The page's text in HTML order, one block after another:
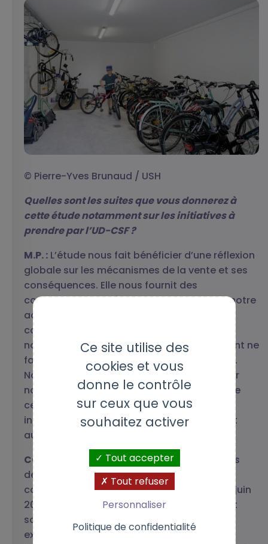
© Pierre-Yves Brunaud / USH
Quelles sont les suites que vous donnerez à
cette étude notamment sur les initiatives à
prendre par l’UD-CSF ?
M.P. : L’étude nous fait bénéficier d’une réflexion
globale sur les mécanismes de la vente et ses
conséquences. Elle nous fournit des
connaissances spécifiques pour repenser notre
accompagnement au sein des mêmes
collectifs, à la fois des locataires et des
nouveaux copropriétaires qui jusqu’à présent ne
faisaient pas l’objet d’un suivi de notre part.
Nous allons également travailler à améliorer
notre compréhension du fonctionnement de
ces copropriétés pour savoir comment
intervenir dans les assemblées générales et
auprès des syndics.
CCB :
L’UD-CSF met en place des formations
destinées à la fois aux locataires et aux
copropriétaires. La première s’est tenue fin juin
2021. Pour les copropriétaires, la marche est
souvent très haute à monter et il faut leur
expliquer l’intérêt de s’impliquer dans les
Ce site utilise des
cookies et vous
donne le contrôle
sur ceux que vous
souhaitez activer
Tout accepter
Tout refuser
Personnaliser
Politique de confidentialité